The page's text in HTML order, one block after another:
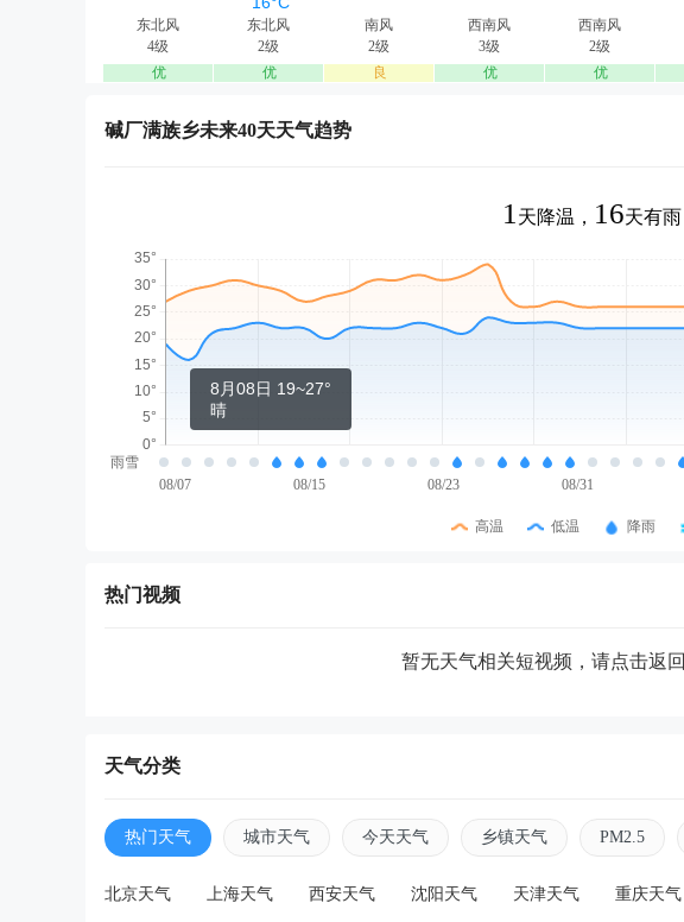
东北风
4级
优
东北风
2级
优
南风
2级
良
西南风
3级
优
西南风
2级
优
碱厂满族乡未来40天天气趋势
1 天降温， 16天有雨
8月08日 19~27°
晴
雨雪
08/07
08/15 08/23 08/31
高温 低温 降雨
热门视频
暂无天气相关短视频，请点击返回
天气分类
热门天气 城市天气 今天天气 乡镇天气 PM2.5
北京天气 上海天气 西安天气 沈阳天气 天津天气 重庆天气